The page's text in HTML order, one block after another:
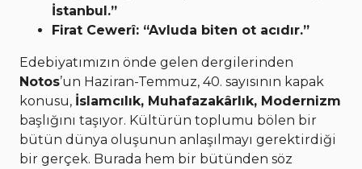
İstanbul.”
Firat Cewerî: “Avluda biten ot acıdır.”
Edebiyatımızın önde gelen dergilerinden
Notos’un Haziran-Temmuz, 40. sayısının kapak
konusu, İslamcılık, Muhafazakârlık, Modernizm
başlığını taşıyor. Kültürün toplumu bölen bir
bütün dünya oluşunun anlaşılmayı gerektirdiği
bir gerçek. Burada hem bir bütünden söz